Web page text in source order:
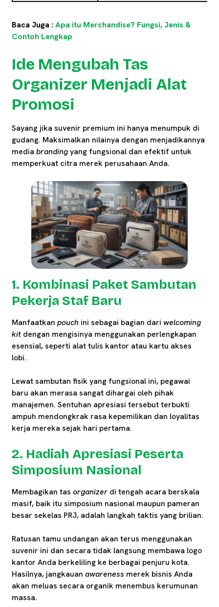
Baca Juga : Apa itu Merchandise? Fungsi, Jenis &
Contoh Lengkap
Ide Mengubah Tas
Organizer Menjadi Alat
Promosi
Sayang jika suvenir premium ini hanya menumpuk di
gudang. Maksimalkan nilainya dengan menjadikannya
media brandingyang fungsional dan efektif untuk
memperkuat citra merek perusahaan Anda.
1. Kombinasi Paket Sambutan
Pekerja Staf Baru
Manfaatkan pouch ini sebagai bagian dari welcoming
kit dengan mengisinya menggunakan perlengkapan
esensial, seperti alat tulis kantor atau kartu akses
lobi.
Lewat sambutan fisik yang fungsional ini, pegawai
baru akan merasa sangat dihargai oleh pihak
manajemen. Sentuhan apresiasi tersebut terbukti
ampuh mendongkrak rasa kepemilikan dan loyalitas
kerja mereka sejak hari pertama.
2. Hadiah Apresiasi Peserta
Simposium Nasional
Membagikan tas organizer di tengah acara berskala
masif, baik itu simposium nasional maupun pameran
besar sekelas PRJ, adalah langkah taktis yang brilian.
Ratusan tamu undangan akan terus menggunakan
suvenir ini dan secara tidak langsung membawa logo
kantor Anda berkeliling ke berbagai penjuru kota.
Hasilnya, jangkauan awareness merek bisnis Anda
akan meluas secara organik menembus kerumunan
massa.